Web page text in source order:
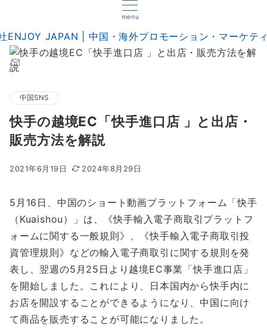
menu
中国SNS
快手の越境EC「快手進口店 」と出店・
販売方法を解説
2021年6月19日 2024年8月29日
5月16日、中国のショート動画プラットフォーム「快手
（Kuaishou）」は、《快手輸入電子商取引プラットフ
ォームに関する一般規則》、《快手輸入電子商取引投
資管理規則》などの輸入電子商取引に関する規則を発
表し、翌週の5月25日より越境EC事業「快手進口店」
を開始しました。これにより、日本国内から快手内に
お店を開設することができるようになり、中国に向け
て商品を販売することが可能になりました。